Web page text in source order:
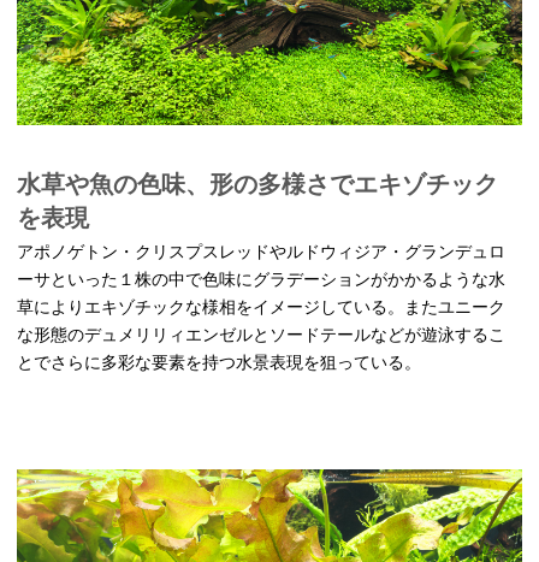
水草や魚の色味、形の多様さでエキゾチック
を表現
アポノゲトン・クリスプスレッドやルドウィジア・グランデュロ
ーサといった１株の中で色味にグラデーションがかかるような水
草によりエキゾチックな様相をイメージしている。またユニーク
な形態のデュメリリィエンゼルとソードテールなどが遊泳するこ
とでさらに多彩な要素を持つ水景表現を狙っている。